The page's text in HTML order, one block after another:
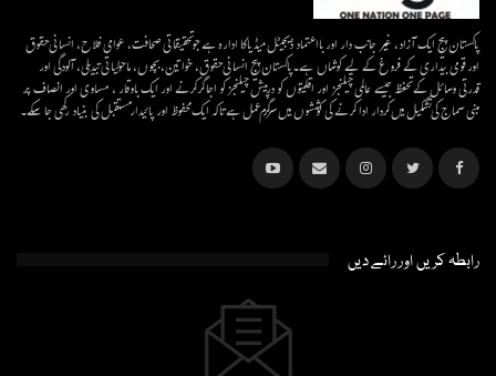
پاکستان پیج ایک آزاد، غیر جانب دار اور بااعتماد ڈیجیٹل میڈیاکا ادارہ ہے جو تحقیقاتی صحافت، عوامی فلاح، انسانی حقوق
اور قومی بیداری کے فروغ کے لیے کوشاں ہے۔پاکستان پیج انسانی حقوق، خواتین، بچوں، ماحولیاتی تبدیلی، آلودگی اور
قدرتی وسائل کے تحفظ جیسے عالمی چیلنجز اور اقلیتوں کو درپیش چیلنجز کو اجاگر کرنے اور ایک باوقار ، مساوی اور انصاف پر
مبنی سماج کی تشکیل میں کردار ادا کرنے کی کوششوں میں سرگرم عمل ہےتاکہ ایک محفوظ اور پائیدار مستقبل کی بنیاد رکھی جا سکے۔
رابطہ کریں اور رائے دیں